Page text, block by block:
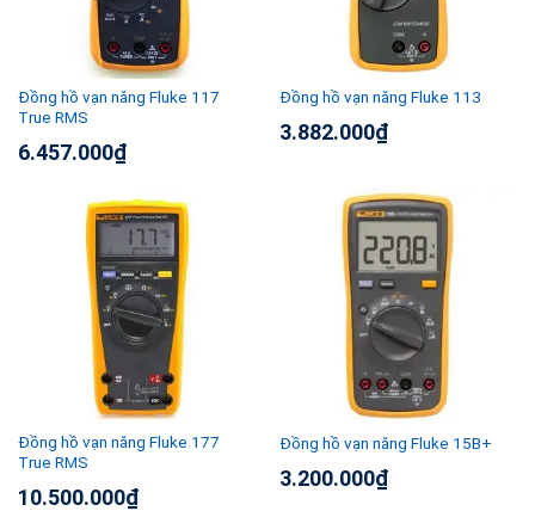
Đồng hồ vạn năng Fluke 117
True RMS
6.457.000₫
Đồng hồ vạn năng Fluke 113
3.882.000₫
Đồng hồ vạn năng Fluke 177
True RMS
10.500.000₫
Đồng hồ vạn năng Fluke 15B+
3.200.000₫